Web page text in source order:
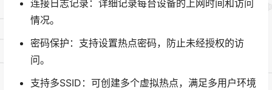
连接日志记录：详细记录每台设备的上网时间和访问
情况。
密码保护：支持设置热点密码，防止未经授权的访
问。
支持多SSID：可创建多个虚拟热点，满足多用户环境